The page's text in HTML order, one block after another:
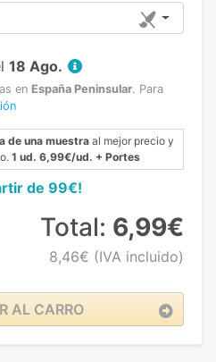
18 Ago.
en España Peninsular. Para
de una muestra al mejor precio y
1 ud. 6,99€/ud. + Portes
de 99€!
Total: 6,99€
8,46€ (IVA incluido)
AL CARRO